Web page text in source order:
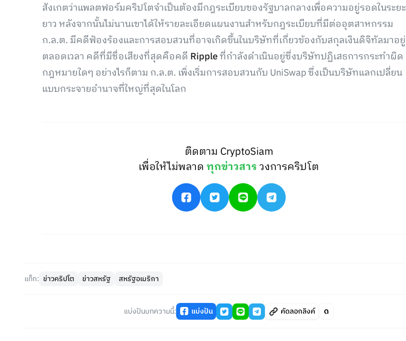
สังเกตว่าแพลตฟอร์มคริปโตจำเป็นต้องมีกฎระเบียบของรัฐบาลกลางเพื่อความอยู่รอดในระยะ
ยาว หลังจากนั้นไม่นานเขาได้ให้รายละเอียดแผนงานสำหรับกฎระเบียบที่มีต่ออุตสาหกรรม
ก.ล.ต. มีคดีฟ้องร้องและการสอบสวนที่อาจเกิดขึ้นในบริษัทที่เกี่ยวข้องกับสกุลเงินดิจิทัลมาอยู่
ตลอดเวลา คดีที่มีชื่อเสียงที่สุดคือคดี Rippleที่กำลังดำเนินอยู่ซึ่งบริษัทปฏิเสธการกระทำผิด
กฎหมายใดๆ อย่างไรก็ตาม ก.ล.ต. เพิ่งเริ่มการสอบสวนกับ UniSwap ซึ่งเป็นบริษัทแลกเปลี่ยน
แบบกระจายอำนาจที่ใหญ่ที่สุดในโลก
ติดตาม CryptoSiam
เพื่อให้ไม่พลาดทุกข่าวสารวงการคริปโต
แท็ก: ข่าวคริปโต ข่าวสหรัฐ สหรัฐอเมริกา
แบ่งปันบทความนี้: แบ่งปัน คัดลอกลิงค์